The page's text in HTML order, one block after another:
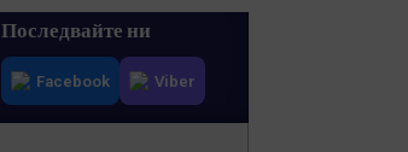
Последвайте ни
Facebook Viber